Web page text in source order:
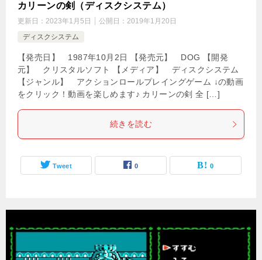
カリーンの剣（ディスクシステム）
更新日： 2023年1月5日 公開日： 2019年1月20日
ディスクシステム
【発売日】 1987年10月2日 【発売元】 DOG 【開発
元】 クリスタルソフト 【メディア】 ディスクシステム
【ジャンル】 アクションロールプレイングゲーム ↓の動画
をクリック！動画を楽しめます♪ カリーンの剣 全 […]
続きを読む
Tweet 0 0